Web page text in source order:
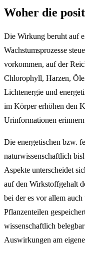
Woher die
Die Wirkung beruht auf
Wachstumsprozesse
vorkommen, auf der
Chlorophyll, Harzen,
Lichtenergie und
im Körper erhöhen den
Urinformationen
Die energetischen bzw.
naturwissenschaftlich
Aspekte unterscheidet
auf den Wirkstoffgehalt
bei der es vor allem
Pflanzenteilen
wissenschaftlich
Auswirkungen am